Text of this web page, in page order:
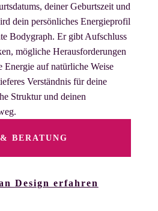
deiner Geburtszeit und
dein persönliches Energieprofil
Bodygraph. Er gibt Aufschluss
mögliche Herausforderungen
Energie auf natürliche Weise
Verständnis für deine
Struktur und deinen
BERATUNG
Design erfahren